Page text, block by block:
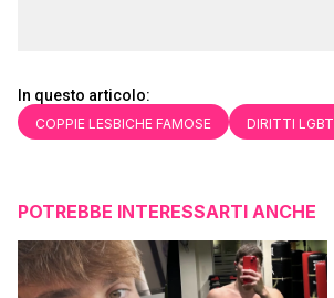
In questo articolo:
COPPIE LESBICHE FAMOSE DIRITTI LGBT
POTREBBE INTERESSARTI ANCHE